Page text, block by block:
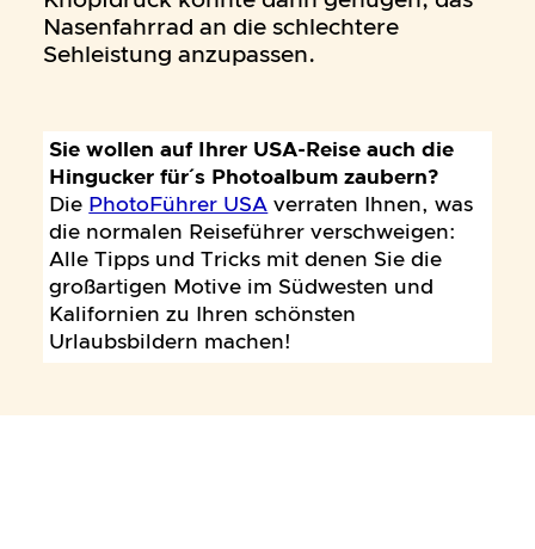
Nasenfahrrad an die schlechtere
Sehleistung anzupassen.
Sie wollen auf Ihrer USA-Reise auch die
Hingucker für´s Photoalbum zaubern?
Die PhotoFührer USA verraten Ihnen, was
die normalen Reiseführer verschweigen:
Alle Tipps und Tricks mit denen Sie die
großartigen Motive im Südwesten und
Kalifornien zu Ihren schönsten
Urlaubsbildern machen!